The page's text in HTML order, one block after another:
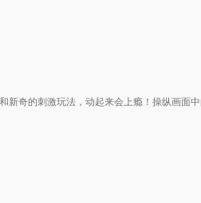
奇的刺激玩法，动起来会上瘾！操纵画面